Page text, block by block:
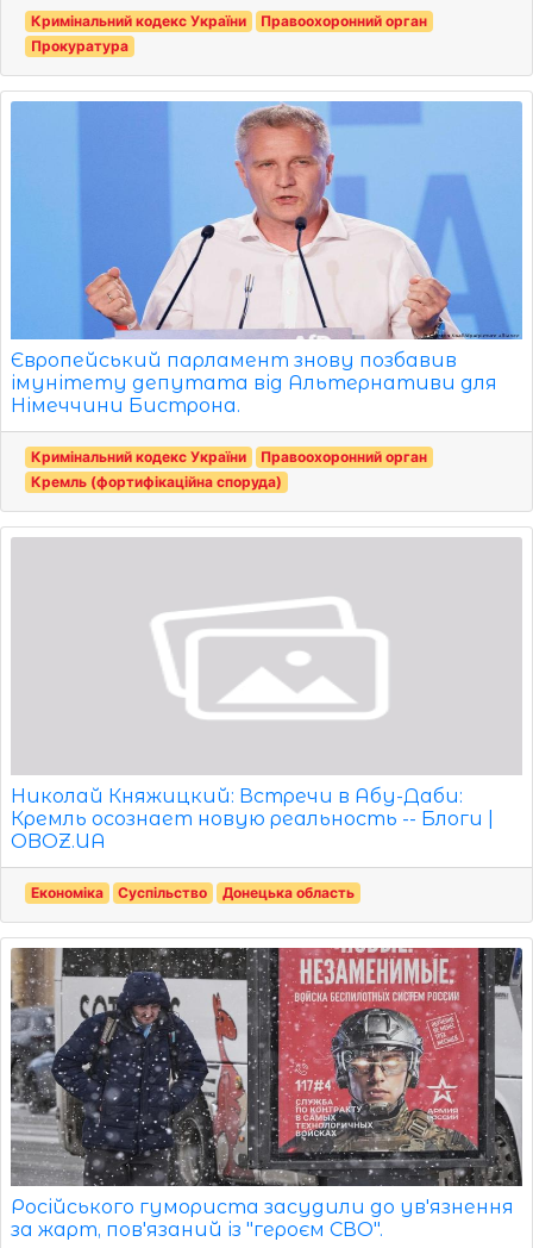
Кримінальний кодекс України
Правоохоронний орган
Прокуратура
Європейський парламент знову позбавив
імунітету депутата від Альтернативи для
Німеччини Бистрона.
Кримінальний кодекс України
Правоохоронний орган
Кремль (фортифікаційна споруда)
Николай Княжицкий: Встречи в Абу-Даби:
Кремль осознает новую реальность -- Блоги |
OBOZ.UA
Економіка Суспільство Донецька область
Російського гумориста засудили до ув'язнення
за жарт, пов'язаний із "героєм СВО".